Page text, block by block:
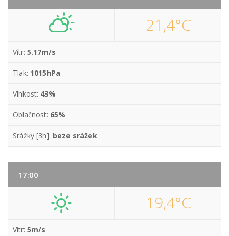
21,4°C
Vítr: 5.17m/s
Tlak: 1015hPa
Vlhkost: 43%
Oblačnost: 65%
Srážky [3h]: beze srážek
17:00
19,4°C
Vítr: 5m/s